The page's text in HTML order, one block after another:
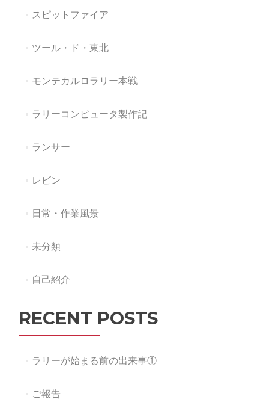
スピットファイア
ツール・ド・東北
モンテカルロラリー本戦
ラリーコンピュータ製作記
ランサー
レビン
日常・作業風景
未分類
自己紹介
RECENT POSTS
ラリーが始まる前の出来事①
ご報告